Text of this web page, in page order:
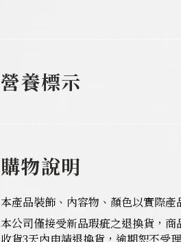
營養標示
購物說明
本產品裝飾、內容物、顏色以實際
本公司僅接受新品瑕疵之退換貨，